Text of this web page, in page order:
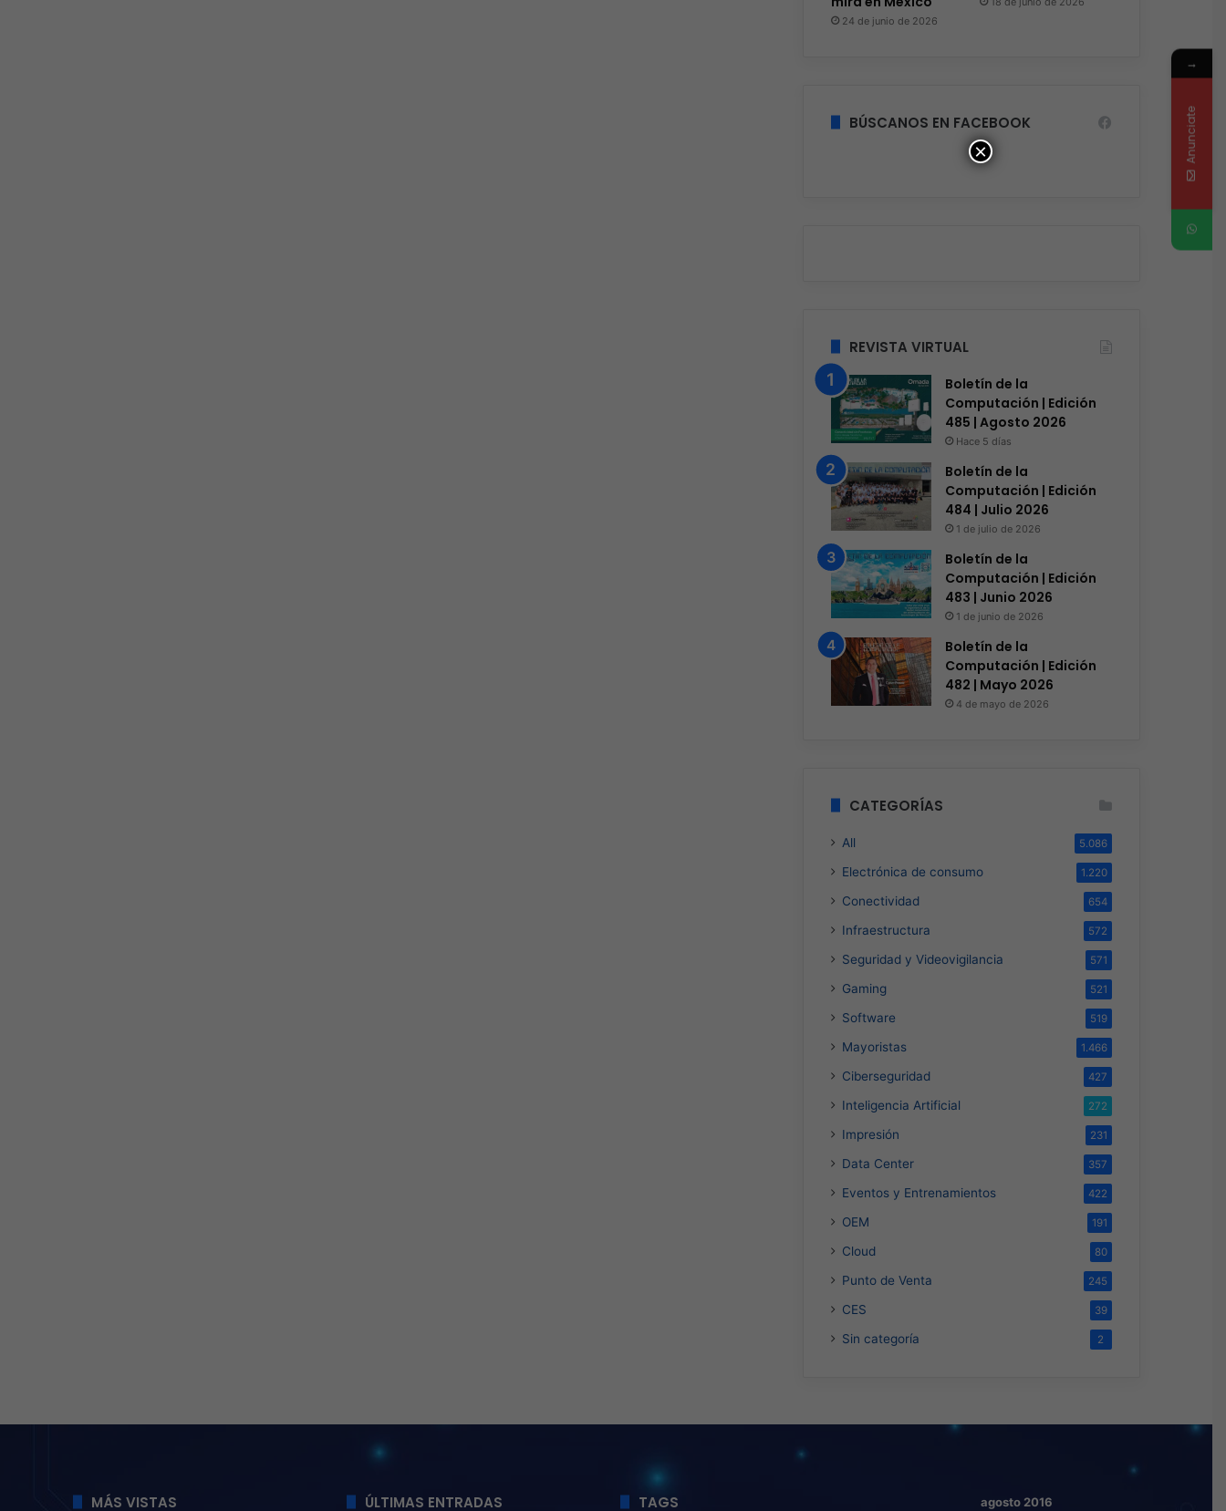
24 de junio de 2026
BÚSCANOS EN FACEBOOK
REVISTA VIRTUAL
Boletín de la
Computación | Edición
485 | Agosto 2026
Hace 5 días
Boletín de la
Computación | Edición
484 | Julio 2026
1 de julio de 2026
Boletín de la
Computación | Edición
483 | Junio 2026
1 de junio de 2026
Boletín de la
Computación | Edición
482 | Mayo 2026
4 de mayo de 2026
CATEGORÍAS
All 5.086
Electrónica de consumo 1.220
Conectividad 654
Infraestructura 572
Seguridad y Videovigilancia 571
Gaming 521
Software 519
Mayoristas 1.466
Ciberseguridad 427
Inteligencia Artificial 272
Impresión 231
Data Center 357
Eventos y Entrenamientos 422
OEM 191
Cloud 80
Punto de Venta 245
CES 39
Sin categoría 2
MÁS VISTAS ÚLTIMAS ENTRADAS TAGS agosto 2016
×
→
Anunciate